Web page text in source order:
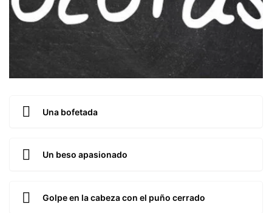
Una bofetada
Un beso apasionado
Golpe en la cabeza con el puño cerrado